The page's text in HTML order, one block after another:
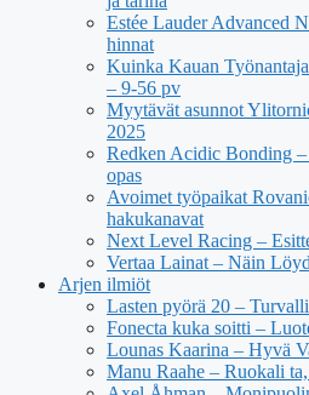
Estée Lauder Advanced
hinnat
Kuinka Kauan
– 9-56 pv
Myytävät asunnot
2025
Redken Acidic Bonding
opas
Avoimet työpaikat
hakukanavat
Next Level Racing –
Vertaa Lainat – Näin
Arjen ilmiöt
Lasten pyörä 20 –
Fonecta kuka soitti –
Lounas Kaarina – Hyvä
Manu Raahe – Ruokali